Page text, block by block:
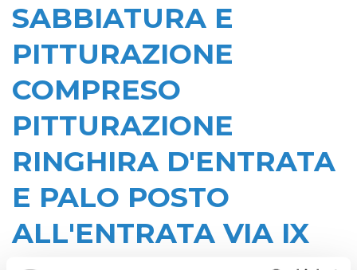
SABBIATURA E
PITTURAZIONE
COMPRESO
PITTURAZIONE
RINGHIRA D'ENTRATA
E PALO POSTO
ALL'ENTRATA VIA IX